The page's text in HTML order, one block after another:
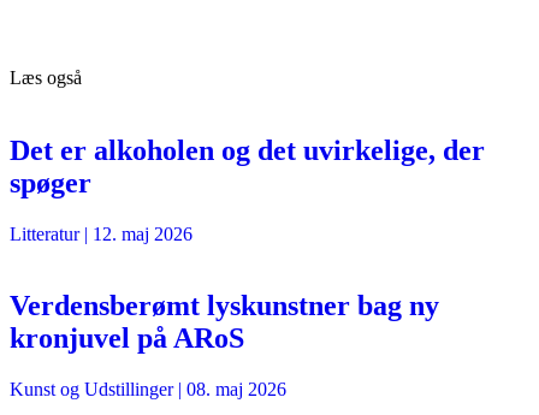
Læs også
Det er alkoholen og det uvirkelige, der
spøger
Litteratur| 12. maj 2026
Verdensberømt lyskunstner bag ny
kronjuvel på ARoS
Kunst og Udstillinger| 08. maj 2026